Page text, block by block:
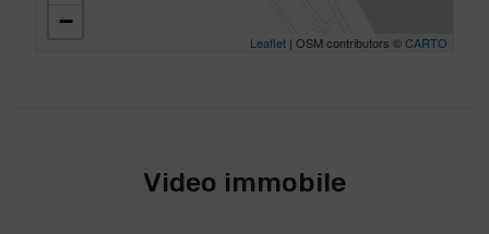
−
Leaflet| OSM contributors ©CARTO
Video immobile